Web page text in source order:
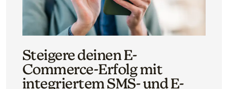
Steigere deinen E-
Commerce-Erfolg mit
integriertem SMS- und E-